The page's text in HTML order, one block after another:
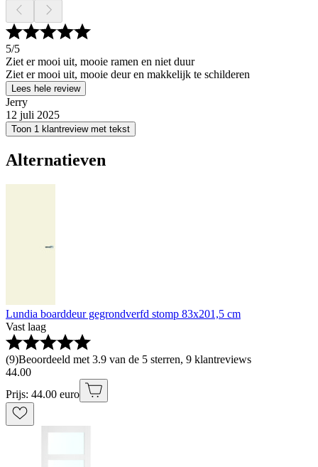
5/5
Ziet er mooi uit, mooie ramen en niet duur
Ziet er mooi uit, mooie deur en makkelijk te schilderen
Lees hele review
Jerry
12 juli 2025
Toon 1 klantreview met tekst
Alternatieven
Lundia boarddeur gegrondverfd stomp 83x201,5 cm
Vast laag
(9)Beoordeeld met 3.9 van de 5 sterren, 9 klantreviews
44.00
Prijs: 44.00 euro